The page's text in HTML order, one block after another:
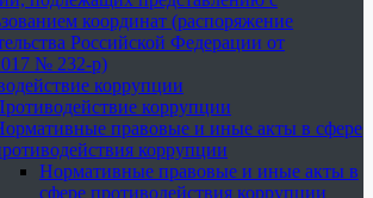
координат (распоряжение
Российской Федерации от
№ 232-р)
коррупции
коррупции
правовые и иные акты в сфере
коррупции
Нормативные правовые и иные акты в
сфере противодействия коррупции